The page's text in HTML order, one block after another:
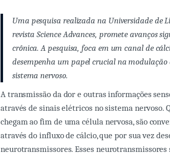
Uma pesquisa realizada na Universidade de
revistaScience Advances, promete avanços
crônica. A pesquisa, foca em um canal de
desempenha um papel crucial na
sistema nervoso.
A transmissão da dor e outras informações
através de sinais elétricos no sistema nervoso.
chegam ao fim de uma célula nervosa, são
através do influxo de cálcio, que por sua vez
neurotransmissores. Esses